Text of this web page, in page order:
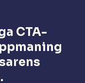
CTA-